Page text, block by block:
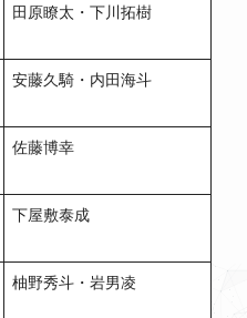
田原瞭太・下川拓樹
安藤久騎・内田海斗
佐藤博幸
下屋敷泰成
柚野秀斗・岩男凌